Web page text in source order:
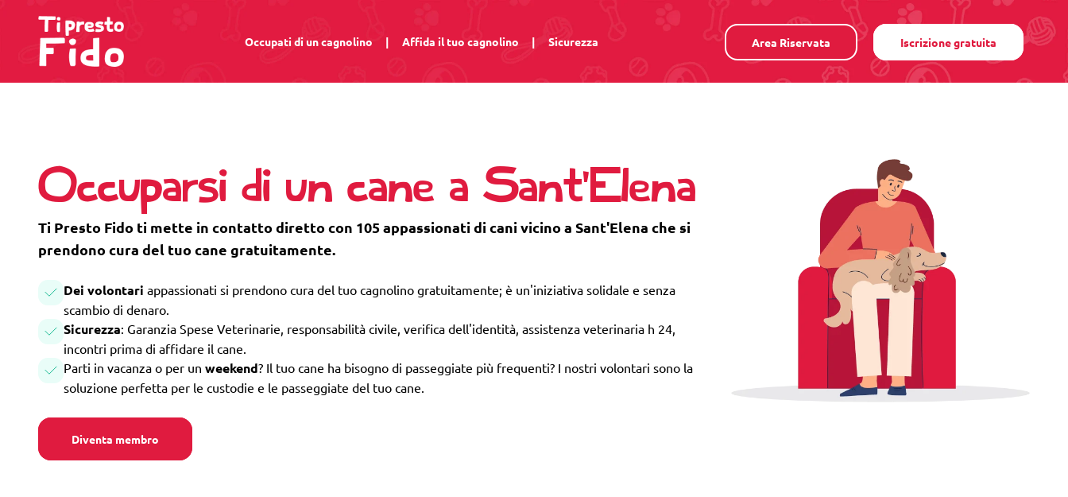
Occupati di un cagnolino | Affida il tuo cagnolino | Sicurezza Area Riservata Iscrizione gratuita
Occuparsi di un cane a Sant'Elena
Ti Presto Fido ti mette in contatto diretto con 105 appassionati di cani vicino a Sant'Elena che si
prendono cura del tuo cane gratuitamente.
Dei volontari appassionati si prendono cura del tuo cagnolino gratuitamente; è un'iniziativa solidale e senza
scambio di denaro.
Sicurezza: Garanzia Spese Veterinarie, responsabilità civile, verifica dell'identità, assistenza veterinaria h 24,
incontri prima di affidare il cane.
Parti in vacanza o per un weekend? Il tuo cane ha bisogno di passeggiate più frequenti? I nostri volontari sono la
soluzione perfetta per le custodie e le passeggiate del tuo cane.
Diventa membro